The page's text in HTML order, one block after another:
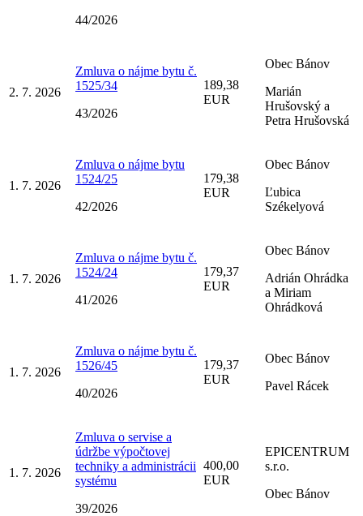
44/2026
2. 7. 2026
Zmluva o nájme bytu č.
1525/34
43/2026
189,38
EUR
Obec Bánov
Marián
Hrušovský a
Petra Hrušovská
1. 7. 2026
Zmluva o nájme bytu
1524/25
42/2026
179,38
EUR
Obec Bánov
Ľubica
Székelyová
1. 7. 2026
Zmluva o nájme bytu č.
1524/24
41/2026
179,37
EUR
Obec Bánov
Adrián Ohrádka
a Miriam
Ohrádková
1. 7. 2026
Zmluva o nájme bytu č.
1526/45
40/2026
179,37
EUR
Obec Bánov
Pavel Rácek
1. 7. 2026
Zmluva o servise a
údržbe výpočtovej
techniky a administrácii
systému
39/2026
400,00
EUR
EPICENTRUM
s.r.o.
Obec Bánov